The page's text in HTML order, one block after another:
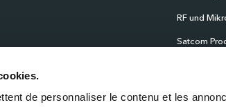
de personnaliser le contenu et les
RF und
Satcom
Sensoren